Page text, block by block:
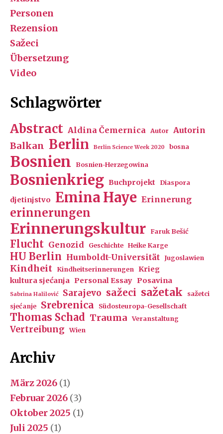
Personen
Rezension
Sažeci
Übersetzung
Video
Schlagwörter
Abstract Aldina Čemernica Autor Autorin
Balkan Berlin Berlin Science Week 2020 bosna
Bosnien Bosnien-Herzegowina
Bosnienkrieg Buchprojekt Diaspora
djetinjstvo Emina Haye Erinnerung
erinnerungen
Erinnerungskultur Faruk Bešić
Flucht Genozid Geschichte Heike Karge
HU Berlin Humboldt-Universität Jugoslawien
Kindheit Kindheitserinnerungen
Krieg
kultura sjećanja Personal Essay Posavina
Sabrina Halilović Sarajevo sažeci sažetak
sažetci
sjećanje
Srebrenica Südosteuropa-Gesellschaft
Thomas Schad Trauma Veranstaltung
Vertreibung Wien
Archiv
März 2026 (1)
Februar 2026 (3)
Oktober 2025 (1)
Juli 2025 (1)